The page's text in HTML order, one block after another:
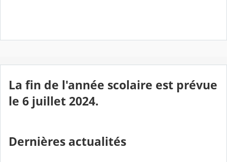
La fin de l'année scolaire est prévue
le 6 juillet 2024.
Dernières actualités